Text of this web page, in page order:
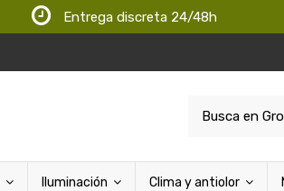
Entrega discreta 24/48h
Iluminación Clima y antiolor